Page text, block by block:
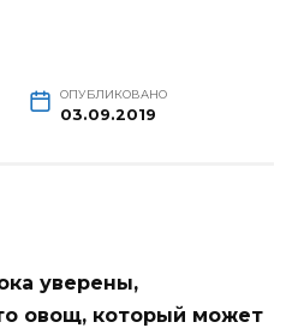
ОПУБЛИКОВАНО
03.09.2019
уверены,
овощ, который может